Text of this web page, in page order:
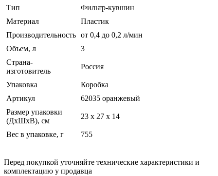
Тип
Фильтр-кувшин
Материал
Пластик
Производительность от 0,4 до 0,2 л/мин
Объем, л
3
Страна-
изготовитель
Россия
Упаковка
Коробка
Артикул
62035 оранжевый
Размер упаковки
(ДхШхВ), см
23 х 27 х 14
Вес в упаковке, г 755
Перед покупкой уточняйте технические характеристики и
комплектацию у продавца